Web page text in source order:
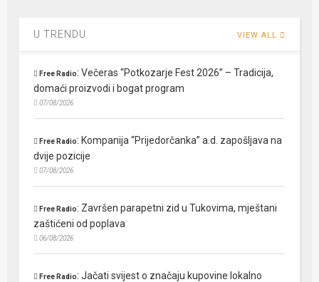
U TRENDU VIEW ALL
Free Radio:Večeras “Potkozarje Fest 2026” – Tradicija,
domaći proizvodi i bogat program
07/08/2026
Free Radio: Kompanija “Prijedorčanka” a.d. zapošljava na
dvije pozicije
07/08/2026
Free Radio: Završen parapetni zid u Tukovima, mještani
zaštićeni od poplava
06/08/2026
Free Radio:Jačati svijest o značaju kupovine lokalno